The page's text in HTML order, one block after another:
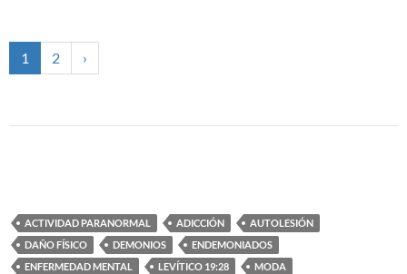
1 2 ›
ACTIVIDAD PARANORMAL ADICCIÓN
AUTOLESIÓN
DAÑO FÍSICO
DEMONIOS
ENDEMONIADOS
ENFERMEDAD MENTAL
LEVÍTICO 19:28
MODA